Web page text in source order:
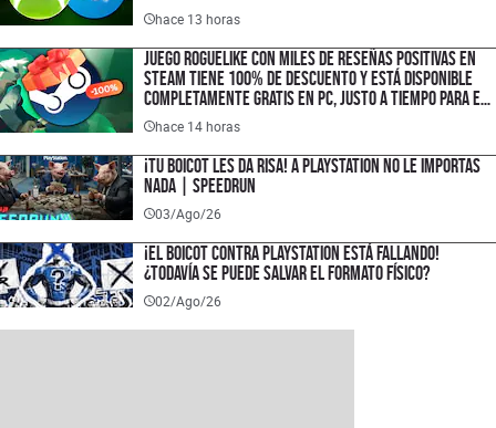
hace 13 horas
Juego roguelike con miles de reseñas positivas en
Steam tiene 100% de descuento y está disponible
completamente gratis en PC, justo a tiempo para el
lanzamiento de su secuela
hace 14 horas
¡TU BOICOT LES DA RISA! A PlayStation no le importas
nada | SPEEDRUN
03/Ago/26
¡El boicot contra PlayStation está fallando!
¿Todavía se puede salvar el formato físico?
02/Ago/26